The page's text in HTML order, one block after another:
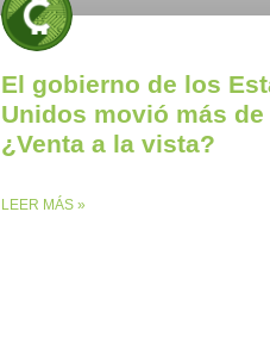
El gobierno de los
Unidos movió más de
¿Venta a la vista?
LEER MÁS »